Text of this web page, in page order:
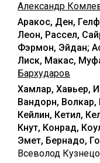
Александр
Аракос, Ден,
Леон, Рассел,
Фэрмон, Эйдан;
Лиск, Макас,
Бархударов
Хамлар, Хавьер,
Вандорн,
Кейлин, Кетил,
Кнут, Конрад,
Эмет, Бернадо,
Всеволод